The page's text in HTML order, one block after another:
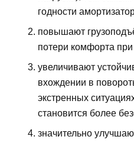
годности
повышают
потери комфорта при
увеличивают
вхождении в
экстренных
становится более
значительно